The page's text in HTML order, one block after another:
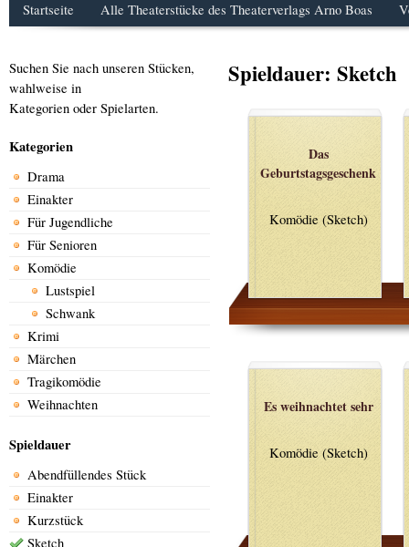
Startseite Alle Theaterstücke des Theaterverlags Arno Boas
Suchen Sie nach unseren Stücken,
wahlweise in
Kategorien oder Spielarten.
Kategorien
Drama
Einakter
Für Jugendliche
Für Senioren
Komödie
Lustspiel
Schwank
Krimi
Märchen
Tragikomödie
Weihnachten
Spieldauer
Abendfüllendes Stück
Einakter
Kurzstück
Sketch
Spieldauer: Sketch
Das
Geburtstagsgeschenk
Komödie (Sketch)
Es weihnachtet sehr
Komödie (Sketch)